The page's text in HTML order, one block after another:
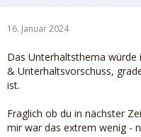
16. Januar 2024
Das Unterhaltsthema
& Unterhaltsvorschuss,
ist.
Fraglich ob du in nächster
mir war das extrem wenig -